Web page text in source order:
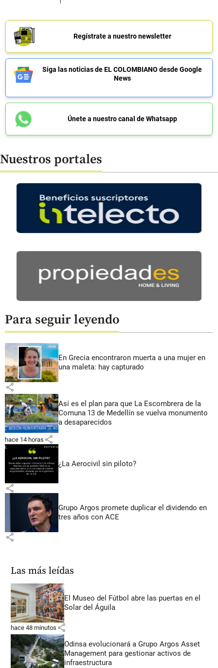
Regístrate a nuestro newsletter
Siga las noticias de EL COLOMBIANO desde Google
News
Únete a nuestro canal de Whatsapp
Nuestros portales
Para seguir leyendo
En Grecia encontraron muerta a una mujer en
una maleta: hay capturado
share
Así es el plan para que La Escombrera de la
Comuna 13 de Medellín se vuelva monumento
a desaparecidos
hace 14 horas share
¿La Aerocivil sin piloto?
share
Grupo Argos promete duplicar el dividendo en
tres años con ACE
share
Las más leídas
El Museo del Fútbol abre las puertas en el
Solar del Águila
hace 48 minutos share
Odinsa evolucionará a Grupo Argos Asset
Management para gestionar activos de
infraestructura